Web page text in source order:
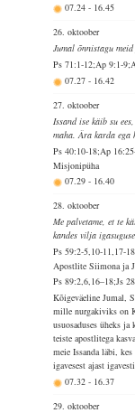
07.24- 16.45
26. oktoober
Jumal õnnistagu
Ps 71:1-12;Ap 9:1-
07.27- 16.42
27. oktoober
Issand ise käib su
maha. Ära karda ega
Ps 40:10-18;Ap
Misjonipüha
07.29- 16.40
28. oktoober
Me palvetame, et te
kandes vilja
Ps 59:2-5,10-11,17-
Apostlite Siimona ja
Ps 89:2,6,16–18;Js
Kõigeväeline Jumal,
mille nurgakiviks on
usuosaduses üheks
teiste apostlitega
meie Issanda läbi,
igavesest ajast
07.32- 16.37
29. oktoober